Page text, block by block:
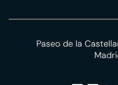
Paseo de la